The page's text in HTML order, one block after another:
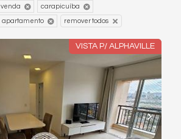
venda carapicuíba
apartamento remover todos
VISTA P/ ALPHAVILLE